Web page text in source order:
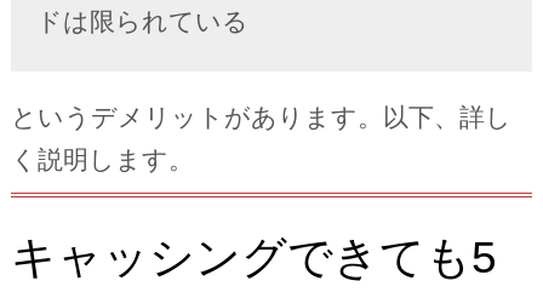
ドは限られている
というデメリットがあります。以下、詳し
く説明します。
キャッシングできても5